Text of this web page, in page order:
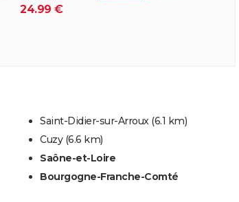
24.99 €
Saint-Didier-sur-Arroux (6.1 km)
Cuzy (6.6 km)
Saône-et-Loire
Bourgogne-Franche-Comté